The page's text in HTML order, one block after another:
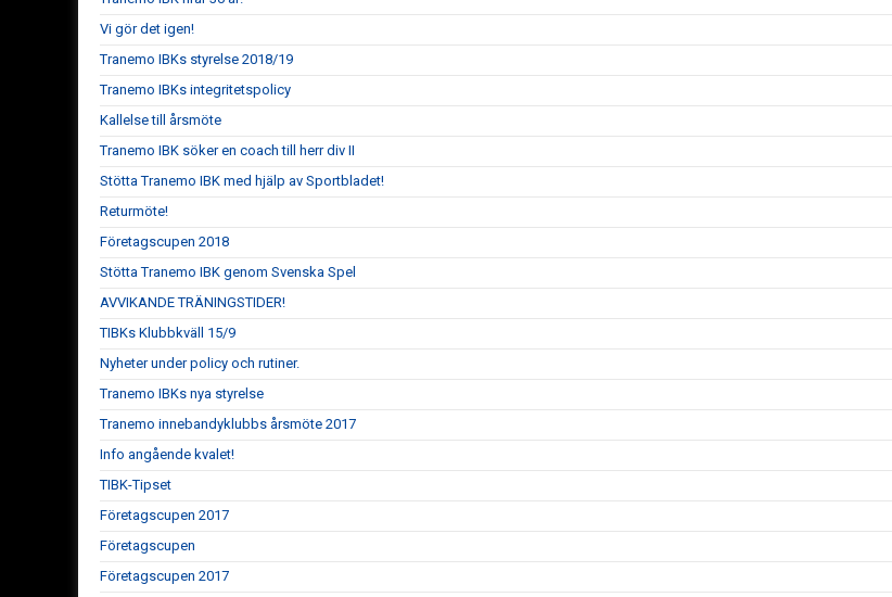
Vi gör det igen!
Tranemo IBKs styrelse 2018/19
Tranemo IBKs integritetspolicy
Kallelse till årsmöte
Tranemo IBK söker en coach till herr div II
Stötta Tranemo IBK med hjälp av Sportbladet!
Returmöte!
Företagscupen 2018
Stötta Tranemo IBK genom Svenska Spel
AVVIKANDE TRÄNINGSTIDER!
TIBKs Klubbkväll 15/9
Nyheter under policy och rutiner.
Tranemo IBKs nya styrelse
Tranemo innebandyklubbs årsmöte 2017
Info angående kvalet!
TIBK-Tipset
Företagscupen 2017
Företagscupen
Företagscupen 2017